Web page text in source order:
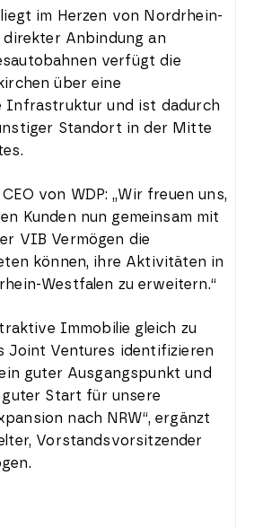
im Herzen von Nordrhein-
Anbindung an
verfügt die
über eine
Infrastruktur und ist dadurch
Standort in der Mitte
von WDP: „Wir freuen uns,
Kunden nun gemeinsam mit
VIB Vermögen die
können, ihre Aktivitäten in
Westfalen zu erweitern.“
Immobilie gleich zu
Joint Ventures identifizieren
guter Ausgangspunkt und
Start für unsere
nach NRW“, ergänzt
Vorstandsvorsitzender